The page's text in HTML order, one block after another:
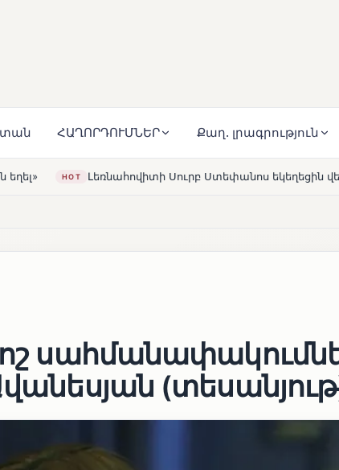
ՀԱՂՈՐԴՈՒՄՆԵՐ Քաղ. լրագրություն
Սուրբ Ստեփանոս եկեղեցին վերակառուցվել է